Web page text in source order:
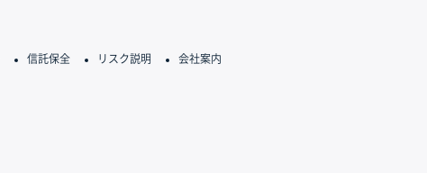
信託保全 リスク説明 会社案内